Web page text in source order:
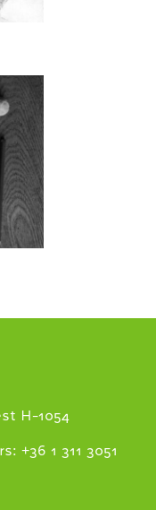
H-1054
+36 1 311 3051